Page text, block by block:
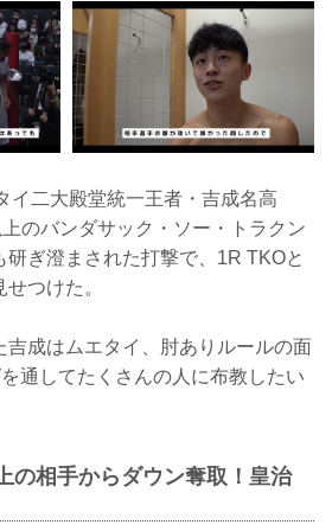
イ二大殿堂統一王者・吉成名高
のバンダサック・ソー・トラクン
ぎ澄まされた打撃で、1R TKOと
つけた。
吉成はムエタイ、肘ありルールの面
通してたくさんの人に布教したい
の相手からダウン奪取！皇治